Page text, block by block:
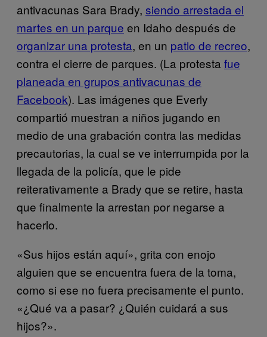
antivacunas Sara Brady, siendo arrestada el
martes en un parque en Idaho después de
organizar una protesta, en un patio de recreo,
contra el cierre de parques. (La protesta fue
planeada en grupos antivacunas de
Facebook). Las imágenes que Everly
compartió muestran a niños jugando en
medio de una grabación contra las medidas
precautorias, la cual se ve interrumpida por la
llegada de la policía, que le pide
reiterativamente a Brady que se retire, hasta
que finalmente la arrestan por negarse a
hacerlo.
«Sus hijos están aquí», grita con enojo
alguien que se encuentra fuera de la toma,
como si ese no fuera precisamente el punto.
«¿Qué va a pasar? ¿Quién cuidará a sus
hijos?».